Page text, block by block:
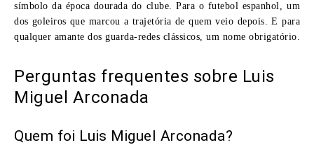
símbolo da época dourada do clube. Para o futebol espanhol, um
dos goleiros que marcou a trajetória de quem veio depois. E para
qualquer amante dos guarda-redes clássicos, um nome obrigatório.
Perguntas frequentes sobre Luis
Miguel Arconada
Quem foi Luis Miguel Arconada?